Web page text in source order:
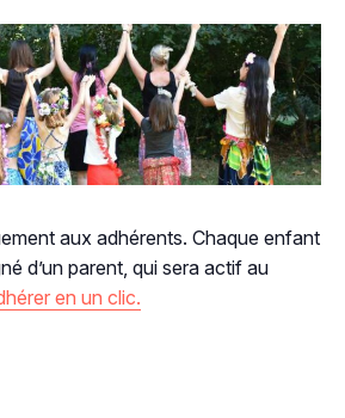
aux adhérents. Chaque enfant
d’un parent, qui sera actif au
en un clic.